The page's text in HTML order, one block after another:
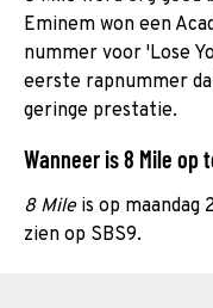
Eminem won een
nummer voor 'Lose
eerste rapnummer
geringe prestatie.
Wanneer is 8 Mile op
8 Mileis op maandag
zien op SBS9.